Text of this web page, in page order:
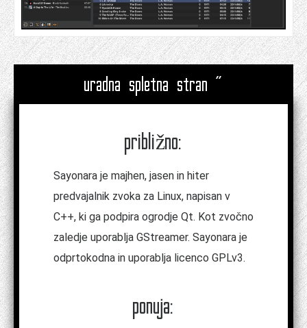
uradna spletna stran "
približno:
Sayonara je majhen, jasen in hiter
predvajalnik zvoka za Linux, napisan v
C++, ki ga podpira ogrodje Qt. Kot zvočno
zaledje uporablja GStreamer. Sayonara je
odprtokodna in uporablja licenco GPLv3.
ponuja: